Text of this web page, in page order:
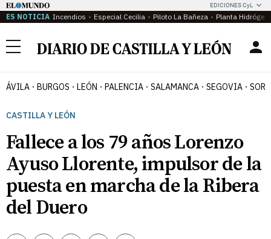
EDICIONES CyL
ES NOTICIA Incendios Especial Cecilia Piloto La Bañeza Planta
Menú
ÁVILA BURGOS LEÓN PALENCIA SALAMANCA SEGOVIA
CASTILLA Y LEÓN
Fallece a los 79 años Lorenzo
Ayuso Llorente, impulsor de la
puesta en marcha de la Ribera
del Duero